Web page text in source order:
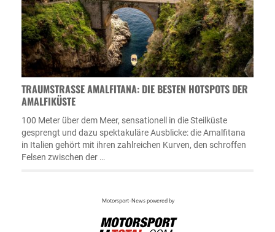
TRAUMSTRASSE AMALFITANA: DIE BESTEN HOTSPOTS DER A
MALFIKÜSTE
100 Meter über dem Meer, sensationell in die Steilküste
gesprengt und dazu spektakuläre Ausblicke: die Amalfitana
in Italien gehört mit ihren zahlreichen Kurven, den schroffen
Felsen zwischen der …